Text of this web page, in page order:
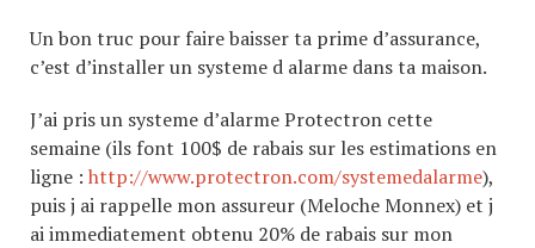
Un bon truc pour faire baisser ta prime d’assurance,
c’est d’installer un systeme d alarme dans ta maison.
J’ai pris un systeme d’alarme Protectron cette
semaine (ils font 100$ de rabais sur les estimations en
ligne : http://www.protectron.com/systemedalarme),
puis j ai rappelle mon assureur (Meloche Monnex) et j
ai immediatement obtenu 20% de rabais sur mon